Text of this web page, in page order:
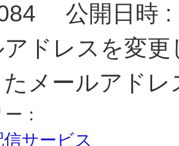
公開日時
アドレスを変
メールアド
：
サービス